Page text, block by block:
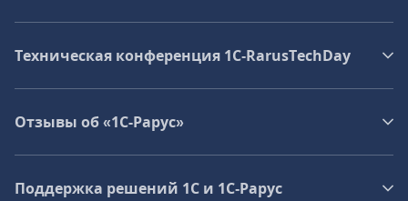
Техническая конференция 1C‑RarusTechDay
Отзывы об «1С-Рарус»
Поддержка решений 1С и 1С‑Рарус